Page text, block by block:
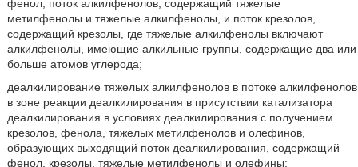
фенол, поток алкилфенолов, содержащий тяжелые
метилфенолы и тяжелые алкилфенолы, и поток крезолов,
содержащий крезолы, где тяжелые алкилфенолы включают
алкилфенолы, имеющие алкильные группы, содержащие два или
больше атомов углерода;
деалкилирование тяжелых алкилфенолов в потоке алкилфенолов
в зоне реакции деалкилирования в присутствии катализатора
деалкилирования в условиях деалкилирования с получением
крезолов, фенола, тяжелых метилфенолов и олефинов,
образующих выходящий поток деалкилирования, содержащий
фенол, крезолы, тяжелые метилфенолы и олефины;